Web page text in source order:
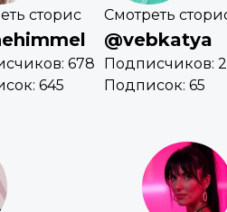
сторис
678
645
Смотреть
@vebkatya
Подписчиков:
Подписок: 65